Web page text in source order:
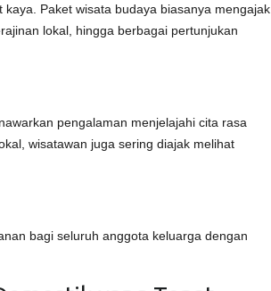
Paket wisata budaya biasanya mengajak
lokal, hingga berbagai pertunjukan
pengalaman menjelajahi cita rasa
wisatawan juga sering diajak melihat
bagi seluruh anggota keluarga dengan